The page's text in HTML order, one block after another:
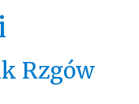
Rzgów